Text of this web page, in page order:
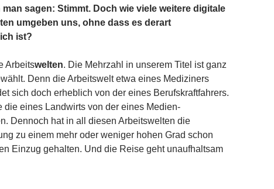
sagen: Stimmt. Doch wie viele weitere digitale
umgeben uns, ohne dass es derart
ist?
Arbeitswelten. Die Mehrzahl in unserem Titel ist ganz
Denn die Arbeitswelt etwa eines Mediziners
sich doch erheblich von der eines Berufskraftfahrers.
die eines Landwirts von der eines Medien-
Dennoch hat in all diesen Arbeitswelten die
zu einem mehr oder weniger hohen Grad schon
Einzug gehalten. Und die Reise geht unaufhaltsam